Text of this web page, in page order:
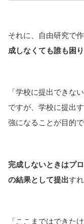
それに、自由研究で
成しなくても誰も困
「学校に提出できな
ですが、学校に提出
強になることが目的で
完成しないときはプ
の結果として提出す
「ここまではできた